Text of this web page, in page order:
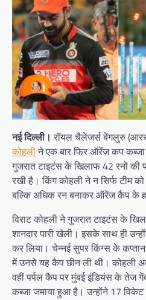
नई दिल्ली। रॉयल चैलेंजर्स बेंगलुरु
कोहलीने एक बार फिर ऑरेंज कप
गुजरात टाइटंस के खिलाफ 42 रनों की
रखी है। किंग कोहली ने न सिर्फ टीम
बल्कि अधिक रन बनाकर ऑरेंज कैप के
विराट कोहली ने गुजरात टाइटंस के
शानदार पारी खेली। इसके साथ ही
कर लिया। चेन्नई सुपर किंग्स के
में उनसे यह कैप छीन ली थी। कोहली
वहीं पर्पल कैप पर मुंबई इंडियंस के तेज
कब्जा जमाया हुआ है। उन्होंने 17